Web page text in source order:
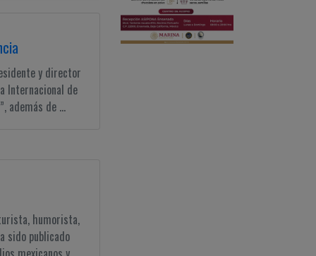
y director
Internacional de
además de ...
humorista,
sido publicado